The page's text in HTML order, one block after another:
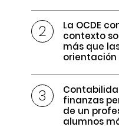
La OCDE
contexto
más que
finanzas
de un
alumnos